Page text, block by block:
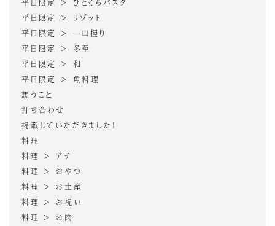
平日限定 > ひとくちパスタ
平日限定 > リゾット
平日限定 > 一口握り
平日限定 > 冬至
平日限定 > 和
平日限定 > 魚料理
想うこと
打ち合わせ
掲載していただきました！
料理
料理 > アテ
料理 > おやつ
料理 > お土産
料理 > お祝い
料理 > お肉